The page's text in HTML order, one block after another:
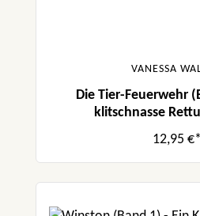
VANESSA
Die Tier-Feuerwehr
klitschnasse
12,95 €*